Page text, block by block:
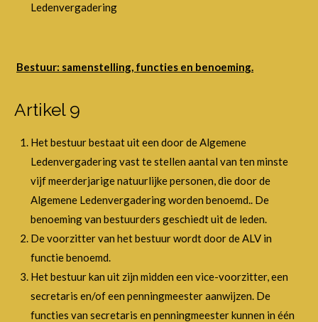
Ledenvergadering
Bestuur: samenstelling, functies en benoeming.
Artikel 9
Het bestuur bestaat uit een door de Algemene
Ledenvergadering vast te stellen aantal van ten minste
vijf meerderjarige natuurlijke personen, die door de
Algemene Ledenvergadering worden benoemd.. De
benoeming van bestuurders geschiedt uit de leden.
De voorzitter van het bestuur wordt door de ALV in
functie benoemd.
Het bestuur kan uit zijn midden een vice-voorzitter, een
secretaris en/of een penningmeester aanwijzen. De
functies van secretaris en penningmeester kunnen in één